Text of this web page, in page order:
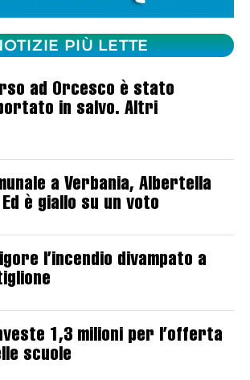
PIÙ LETTE
ad Orcesco è stato
in salvo. Altri
a Verbania, Albertella
è giallo su un voto
l’incendio divampato a
1,3 milioni per l’offerta
scuole